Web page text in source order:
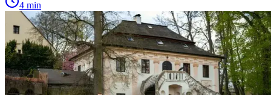
4 min